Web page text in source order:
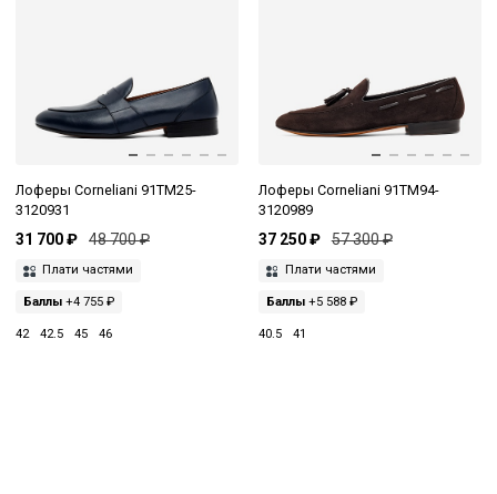
Лоферы Corneliani 91TM25-
3120931
31 700 ₽ 48 700 ₽
Плати частями
Баллы +4 755 ₽
42 42.5 45 46
Лоферы Corneliani 91TM94-
3120989
37 250 ₽ 57 300 ₽
Плати частями
Баллы+5 588 ₽
40.5 41